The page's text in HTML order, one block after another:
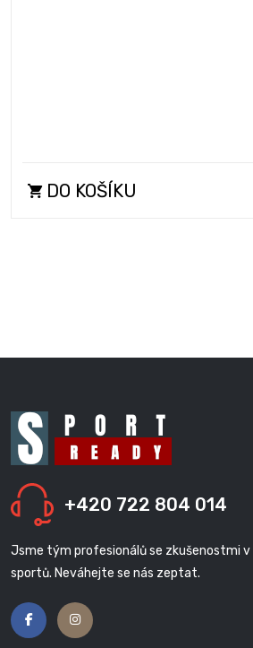
DO KOŠÍKU
+420 722 804 014
Jsme tým profesionálů se zkušenostmi
sportů. Neváhejte se nás zeptat.